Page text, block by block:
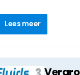
Lees meer